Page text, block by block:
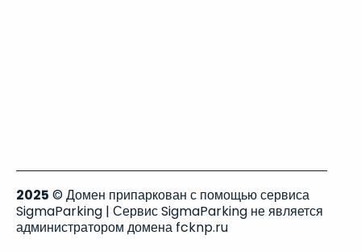
2025 © Домен припаркован с помощью сервиса
SigmaParking | Сервис SigmaParking не является
администратором домена fcknp.ru